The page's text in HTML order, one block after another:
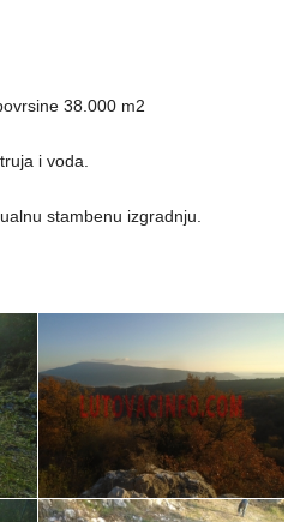
38.000 m2
i voda.
stambenu izgradnju.